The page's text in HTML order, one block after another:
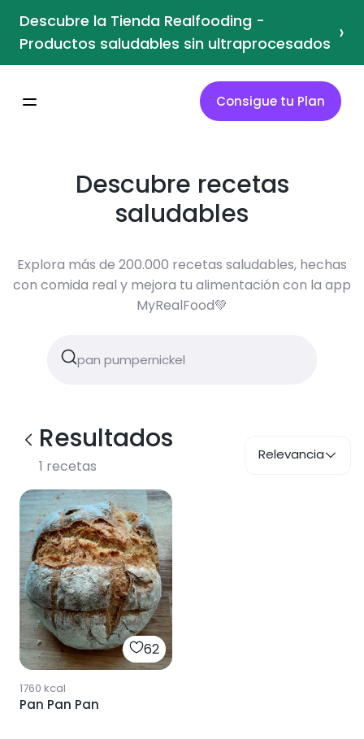
Descubre la Tienda Realfooding -
Productos saludables sin ultraprocesados ›
Consigue tu Plan
Descubre recetas
saludables
Explora más de 200.000 recetas saludables, hechas
con comida real y mejora tu alimentación con la app
MyRealFood💚
Resultados
1 recetas
Relevancia
62
1760 kcal
Pan Pan Pan